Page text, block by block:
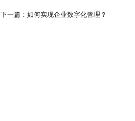
下一篇：如何实现企业数字化管理？